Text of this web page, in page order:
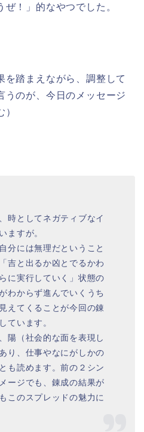
！」的なやつでした。
を踏まえながら、調整して
うのが、今日のメッセージ
時としてネガティブなイ
ますが。
分には無理だということ
吉と出るか凶とでるかわ
に実行していく」状態の
わからず進んでいくうち
えてくることが今回の錬
ています。
陽（社会的な面を表現し
り、仕事やなにがしかの
も読めます。前の２シン
ージでも、錬成の結果が
このスプレッドの魅力に